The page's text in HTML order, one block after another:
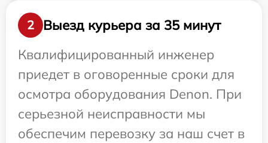
2
Выезд курьера за 35 минут
Квалифицированный инженер
приедет в оговоренные сроки для
осмотра оборудования Denon. При
серьезной неисправности мы
обеспечим перевозку за наш счет в